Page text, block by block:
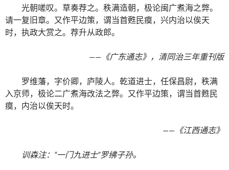
光朝嗟叹。草奏荐之。秩满造朝，极论闽广煮海之弊。
请一复旧章。又作平边策，谓当首甦民瘼，兴内治以俟天
时，执政大赏之。荐升从政郎。
——《广东通志》，清同治三年重刊版
罗维藩，字价卿，庐陵人。乾道进士，任保昌尉，秩满
入京师，极论二广煮海改法之弊。又作平边策，谓当首甦民
瘼，内治以俟天时。
——《江西通志》
训森注：“一门九进士”罗绋子孙。